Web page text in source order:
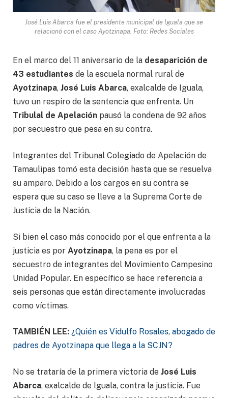
José Luis Abarca fue el presidente municipal de Iguala que se
relacionó con el caso Ayotzinapa. Foto: Redes Sociales
En el marco del 11 aniversario de la desaparición de
43 estudiantes de la escuela normal rural de
Ayotzinapa, José Luis Abarca, exalcalde de Iguala,
tuvo un respiro de la sentencia que enfrenta. Un
Tribulal de Apelación pausó la condena de 92 años
por secuestro que pesa en su contra.
Integrantes del Tribunal Colegiado de Apelación de
Tamaulipas tomó esta decisión hasta que se resuelva
su amparo. Debido a los cargos en su contra se
espera que su caso se lleve a la Suprema Corte de
Justicia de la Nación.
Si bien el caso más conocido por el que enfrenta a la
justicia es por Ayotzinapa, la pena es por el
secuestro de integrantes del Movimiento Campesino
Unidad Popular. En específico se hace referencia a
seis personas que están directamente involucradas
como víctimas.
TAMBIÉN LEE: ¿Quién es Vidulfo Rosales, abogado de
padres de Ayotzinapa que llega a la SCJN?
No se trataría de la primera victoria de José Luis
Abarca, exalcalde de Iguala, contra la justicia. Fue